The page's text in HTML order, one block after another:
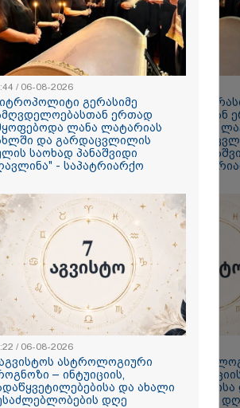
ფაქტზე
ემუქრება ნია
მას
აბურდული
რომ
"მიტროპოლიტი
სამღვდელოებასთან
იმყოფებოდა ლანა
სახლში და
სულის საოხად
აღავლინა" -
7 აგვისტოს
პროგნოზი –
შესაძლებლობების
/ 06-08-2026
გერასიმე
ერთად
ლანა ლატარიას
და გარდაცვლილის
საოხად პანაშვიდი
- საპატრიარქო
/ 06-08-2026
ასტროლოგიური
– ინტუიციის,
და ახალი
დღე